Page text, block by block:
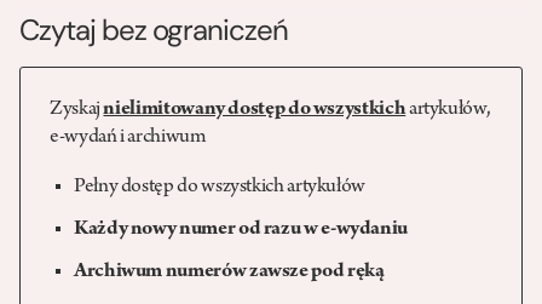
Czytaj bez ograniczeń
Zyskajnielimitowany dostęp do wszystkichartykułów,
e-wydań i archiwum
Pełny dostęp do wszystkich artykułów
Każdy nowy numer od razu w e-wydaniu
Archiwum numerów zawsze pod ręką